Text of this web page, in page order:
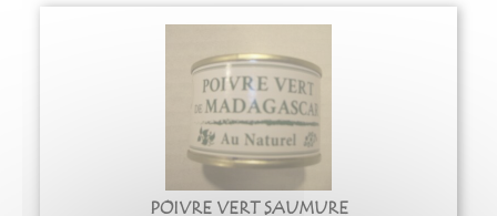
POIVRE VERT SAUMURE